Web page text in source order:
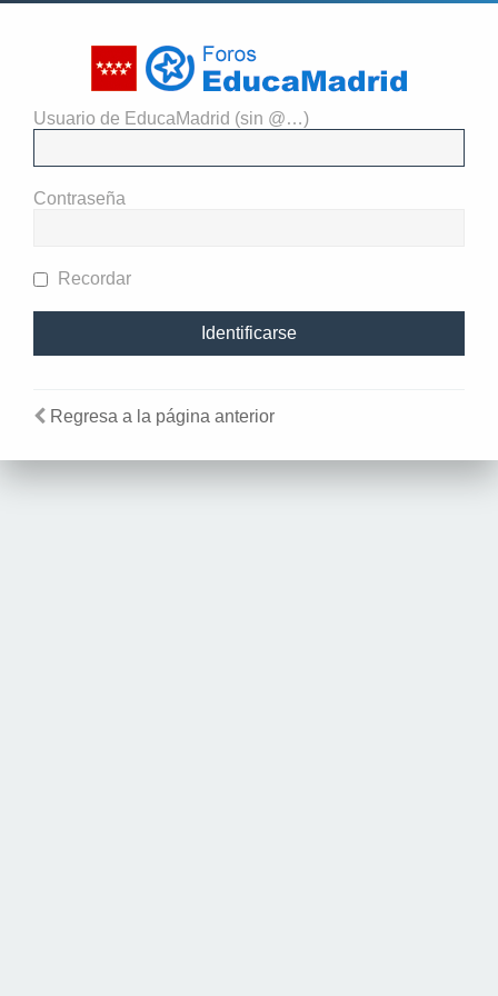
Usuario de EducaMadrid (sin @…)
Contraseña
Recordar
Regresa a la página anterior